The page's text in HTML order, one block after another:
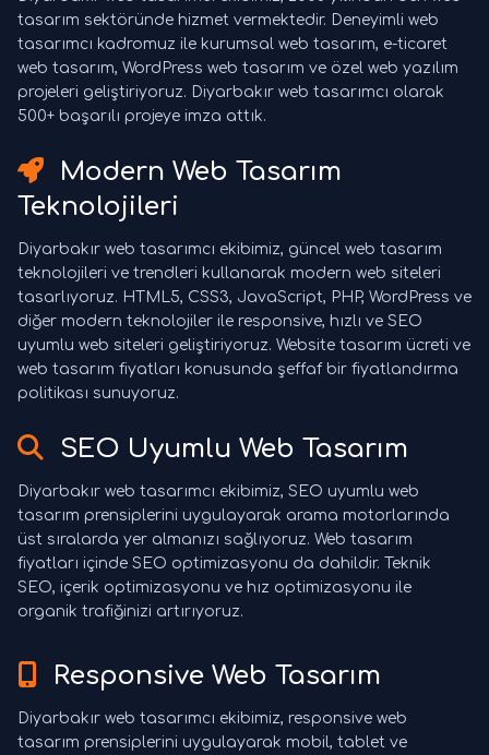
tasarım sektöründe hizmet vermektedir. Deneyimli web
tasarımcı kadromuz ile kurumsal web tasarım, e-ticaret
web tasarım, WordPress web tasarım ve özel web yazılım
projeleri geliştiriyoruz. Diyarbakır web tasarımcı olarak
500+ başarılı projeye imza attık.
Modern Web Tasarım
Teknolojileri
Diyarbakır web tasarımcı ekibimiz, güncel web tasarım
teknolojileri ve trendleri kullanarak modern web siteleri
tasarlıyoruz. HTML5, CSS3, JavaScript, PHP, WordPress ve
diğer modern teknolojiler ile responsive, hızlı ve SEO
uyumlu web siteleri geliştiriyoruz. Website tasarım ücreti ve
web tasarım fiyatları konusunda şeffaf bir fiyatlandırma
politikası sunuyoruz.
SEO Uyumlu Web Tasarım
Diyarbakır web tasarımcı ekibimiz, SEO uyumlu web
tasarım prensiplerini uygulayarak arama motorlarında
üst sıralarda yer almanızı sağlıyoruz. Web tasarım
fiyatları içinde SEO optimizasyonu da dahildir. Teknik
SEO, içerik optimizasyonu ve hız optimizasyonu ile
organik trafiğinizi artırıyoruz.
Responsive Web Tasarım
Diyarbakır web tasarımcı ekibimiz, responsive web
tasarım prensiplerini uygulayarak mobil, tablet ve